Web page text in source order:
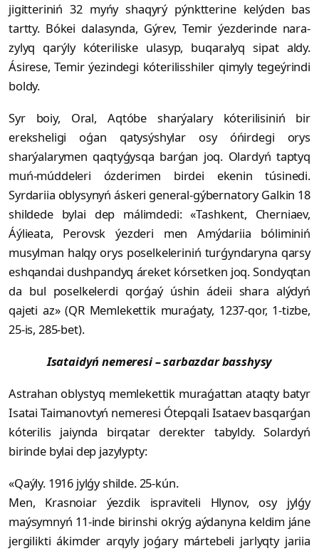
jigitteriniń 32 myńy shaqyrý pýnktterine kelýden bas
tartty. Bókei dala­synda, Gýrev, Temir ýezderinde nara­
zylyq qarýly kóteriliske ulasyp, bu­qara­lyq sipat aldy.
Ásirese, Temir ýezin­degi kóte­rilisshiler qimyly tegeýrindi
boldy.
Syr boiy, Oral, Aqtóbe sharýalary kóterilisiniń bir
ereksheligi oǵan qaty­sýshylar osy óńirdegi orys
sharýalarymen qaqtyǵysqa barǵan joq. Olardyń taptyq
muń-múddeleri ózderimen birdei ekenin túsinedi.
Syrdariia oblysynyń áskeri general-gýbernatory Galkin 18
shil­dede bylai dep málimdedi: «Tashkent, Cher­niaev,
Áýlieata, Perovsk ýezderi men Amýdariia bóliminiń
musylman halqy orys poselkeleriniń turǵyndaryna qarsy
eshqandai dushpandyq áreket kórsetken joq. Sondyqtan
da bul poselkelerdi qorǵaý úshin ádeii shara alýdyń
qajeti az» (QR Memlekettik mu­raǵaty, 1237-qor, 1-tizbe,
25-is, 285-bet).
Isataidyń nemeresi – sarbazdar basshysy
Astrahan oblystyq memlekettik mu­­ra­­ǵattan ataqty batyr
Isatai Tai­ma­­­novtyń nemeresi Ótepqali Isataev bas­qarǵan
kóterilis jaiynda birqatar derekter tabyldy. Solardyń
birinde bylai dep jazylypty:
«Qaýly. 1916 jylǵy shilde. 25-kún.
Men, Krasnoiar ýezdik ispraviteli Hly­nov, osy jylǵy
maýsymnyń 11-inde birinshi okrýg aýdanyna keldim jáne
jergilikti ákimder arqyly joǵary márte­beli jarlyqty jariia